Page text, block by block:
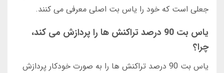
جعلی است که خود را یاس بت اصلی معرفی می کنند.
یاس بت 90 درصد تراکنش ها را پردازش می کند،
چرا؟
یاس بت 90 درصد تراکنش ها را به صورت خودکار پردازش